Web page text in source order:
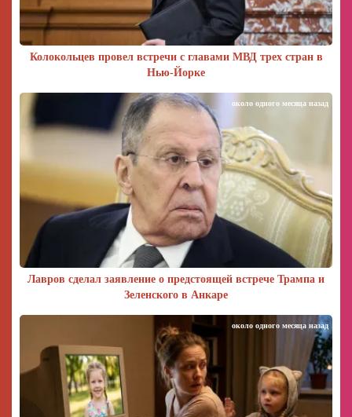
Колокольцев провел встречи с главами МВД трех стран в
Нью-Йорке
Лавров сделал заявление о предстоящей встрече Трампа и
Зеленского в Анкаре
около одного месяца назад
около одного месяца назад